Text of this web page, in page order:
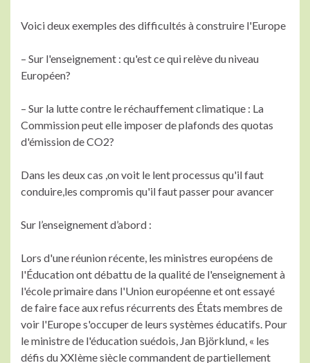
Voici deux exemples des difficultés à construire l'Europe
– Sur l'enseignement : qu'est ce qui relève du niveau
Européen?
– Sur la lutte contre le réchauffement climatique : La
Commission peut elle imposer de plafonds des quotas
d'émission de CO2?
Dans les deux cas ,on voit le lent processus qu'il faut
conduire,les compromis qu'il faut passer pour avancer
Sur l’enseignement d’abord :
Lors d'une réunion récente, les ministres européens de
l'Éducation ont débattu de la qualité de l'enseignement à
l'école primaire dans l'Union européenne et ont essayé
de faire face aux refus récurrents des États membres de
voir l'Europe s'occuper de leurs systèmes éducatifs. Pour
le ministre de l'éducation suédois, Jan Björklund, « les
défis du XXIème siècle commandent de partiellement